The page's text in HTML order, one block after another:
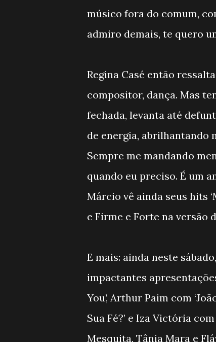
músico fora do comum,
admiro demais, te quero
Regina Casé então
compositor, dança. Mas
fechada, levanta até
de energia, abrilhantando
Sempre me mandando
quando eu preciso. É um
Márcio vê ainda seus hits
e Firme e Forte na versão
E mais: ainda neste
impactantes
You’, Arthur Paim com
Sua Fé?’ e Iza Victória
Mesquita, Tânia Mara e